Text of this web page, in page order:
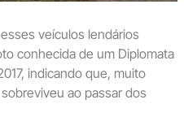
veículos lendários
conhecida de um Diplomata
indicando que, muito
ao passar dos